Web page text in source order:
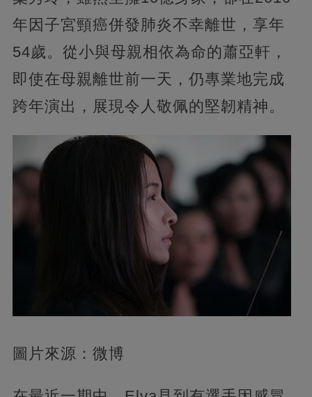
年因子宮頸癌併發肺炎不幸離世，享年
54歲。從小與母親相依為命的蕭亞軒，
即使在母親離世前一天，仍專業地完成
跨年演出，展現令人敬佩的堅韌精神。
圖片來源：微博